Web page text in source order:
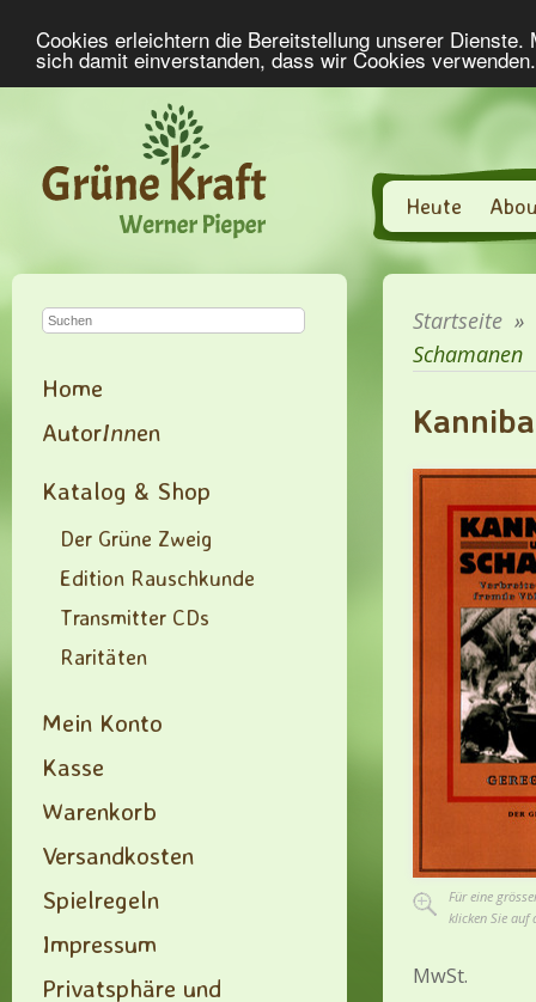
Cookies erleichtern die Bereitstellung unserer
sich damit einverstanden, dass wir Cookies
Heute
Home
AutorInnen
Katalog & Shop
Der Grüne Zweig
Edition Rauschkunde
Transmitter CDs
Raritäten
Mein Konto
Kasse
Warenkorb
Versandkosten
Spielregeln
Impressum
Privatsphäre und
Startseite »
Schamanen
Für eine
klicken Sie auf
MwSt.